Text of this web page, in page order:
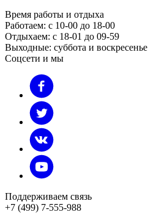
Время работы и отдыха
Работаем: с 10-00 до 18-00
Отдыхаем: с 18-01 до 09-59
Выходные: суббота и воскресенье
Соцсети и мы
Поддерживаем связь
+7 (499) 7-555-988